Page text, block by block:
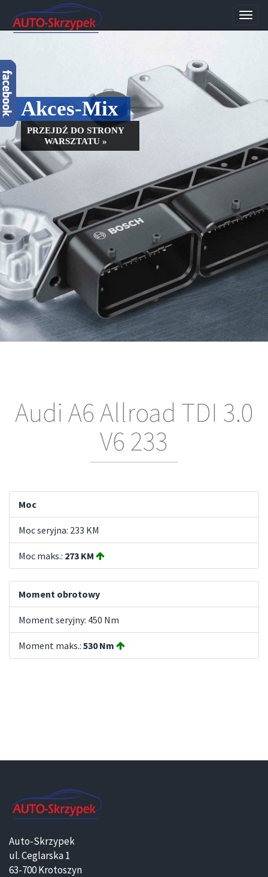
Akces-Mix
PRZEJDŹ DO STRONY
WARSZTATU »
Audi A6 Allroad TDI 3.0
V6 233
Moc
Moc seryjna: 233 KM
Moc maks.: 273 KM
Moment obrotowy
Moment seryjny: 450 Nm
Moment maks.: 530 Nm
Auto-Skrzypek
ul. Ceglarska 1
63-700 Krotoszyn